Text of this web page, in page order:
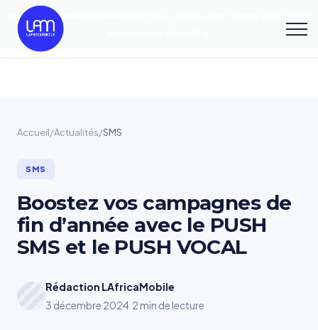
Découvrez notre nouvelle solution eSIM
Accueil/Actualités/SMS
SMS
Boostez vos campagnes de
fin d’année avec le PUSH
SMS et le PUSH VOCAL
Rédaction LAfricaMobile
3 décembre 2024·2 min de lecture